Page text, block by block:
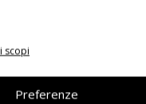
scopi
Preferenze